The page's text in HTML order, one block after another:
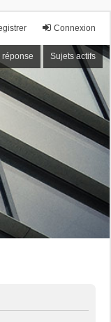
Connexion
réponse Sujets actifs